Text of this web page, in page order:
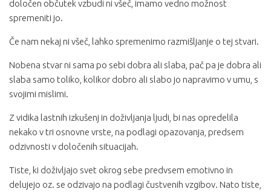
določen občutek vzbudi ni všeč, imamo vedno možnost
spremeniti jo.
Če nam nekaj ni všeč, lahko spremenimo razmišljanje o tej stvari.
Nobena stvar ni sama po sebi dobra ali slaba, pač pa je dobra ali
slaba samo toliko, kolikor dobro ali slabo jo napravimo v umu, s
svojimi mislimi.
Z vidika lastnih izkušenj in doživljanja ljudi, bi nas opredelila
nekako v tri osnovne vrste, na podlagi opazovanja, predsem
odzivnosti v določenih situacijah.
Tiste, ki doživljajo svet okrog sebe predvsem emotivno in
delujejo oz. se odzivajo na podlagi čustvenih vzgibov. Nato tiste,